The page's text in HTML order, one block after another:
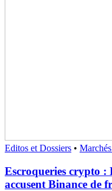
Editos et Dossiers •
Escroqueries crypto :
accusent Binance de